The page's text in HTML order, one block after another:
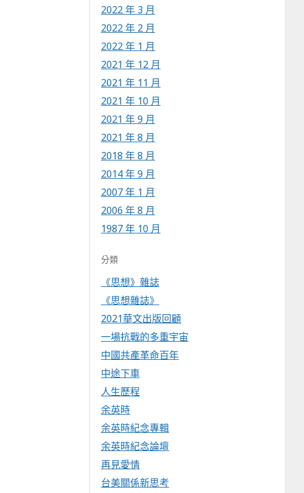
2022 年 3 月
2022 年 2 月
2022 年 1 月
2021 年 12 月
2021 年 11 月
2021 年 10 月
2021 年 9 月
2021 年 8 月
2018 年 8 月
2014 年 9 月
2007 年 1 月
2006 年 8 月
1987 年 10 月
分類
《思想》雜誌
《思想雜誌》
2021華文出版回顧
一場抗戰的多重宇宙
中國共產革命百年
中途下車
人生歷程
余英時
余英時紀念專輯
余英時紀念論壇
再見愛情
台美關係新思考